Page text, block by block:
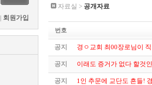
| 회원가입
자료실 > 공개자료
번호
공지 경ㅇ교회 최00장로님이
공지 이래도 증거가 없다 할것
공지 1인 추문에 교단도 흔들!